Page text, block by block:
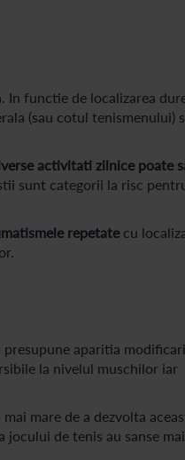
In functie de localizarea
(sau cotul tenismenului)
activitati zilnice poate
sunt categorii la risc
repetatecu
aparitia
la nivelul muschilor iar
mare de a dezvolta
de tenis au sanse